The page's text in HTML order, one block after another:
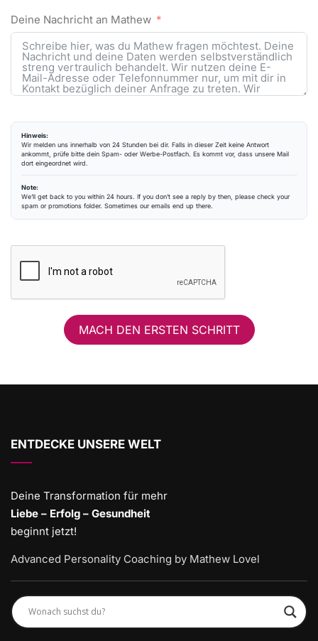
Deine Nachricht an Mathew
Hinweis:
Wir melden uns innerhalb von 24 Stunden bei dir. Falls in dieser Zeit keine Antwort
ankommt, prüfe bitte dein Spam- oder Werbe-Postfach. Es kommt vor, dass unsere Mail
dort eingeordnet wird.
Note:
We’ll get back to you within 24 hours. If you don’t see a reply by then, please check your
spam or promotions folder. Sometimes our emails end up there.
MACH DEN ERSTEN SCHRITT
ENTDECKE UNSERE WELT
Deine Transformation für mehr
Liebe – Erfolg – Gesundheit
beginnt jetzt!
Advanced Personality Coaching by Mathew Lovel